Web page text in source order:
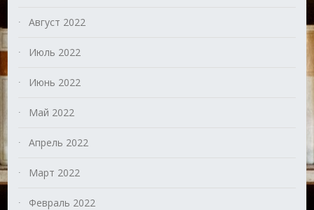
Август 2022
Июль 2022
Июнь 2022
Май 2022
Апрель 2022
Март 2022
Февраль 2022